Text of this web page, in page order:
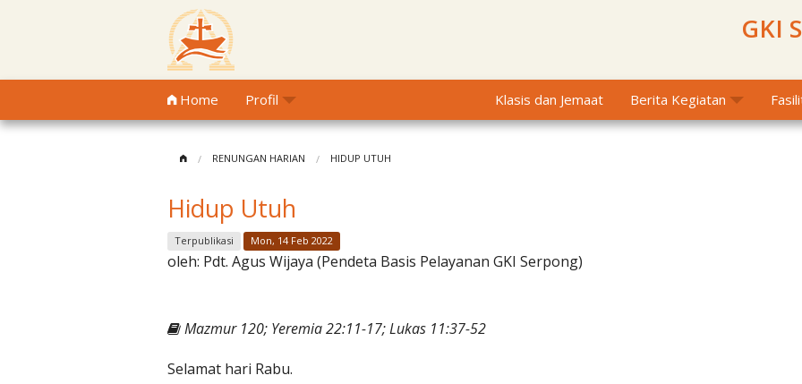
GKI
Home Profil Klasis dan Jemaat Berita Kegiatan
RENUNGAN HARIAN HIDUP UTUH
Hidup Utuh
Terpublikasi Mon, 14 Feb 2022
oleh: Pdt. Agus Wijaya (Pendeta Basis Pelayanan GKI Serpong)
Mazmur 120; Yeremia 22:11-17; Lukas 11:37-52
Selamat hari Rabu.